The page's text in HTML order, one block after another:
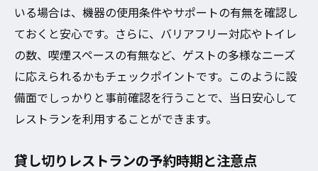
いる場合は、機器の使用条件やサポートの有無を確認し
ておくと安心です。さらに、バリアフリー対応やトイレ
の数、喫煙スペースの有無など、ゲストの多様なニーズ
に応えられるかもチェックポイントです。このように設
備面でしっかりと事前確認を行うことで、当日安心して
レストランを利用することができます。
貸し切りレストランの予約時期と注意点